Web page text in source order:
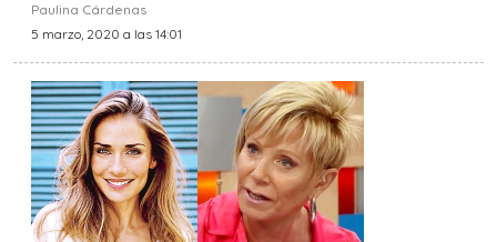
Paulina Cárdenas
5 marzo, 2020 a las 14:01